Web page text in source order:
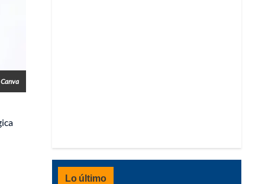
Canva
Lo último